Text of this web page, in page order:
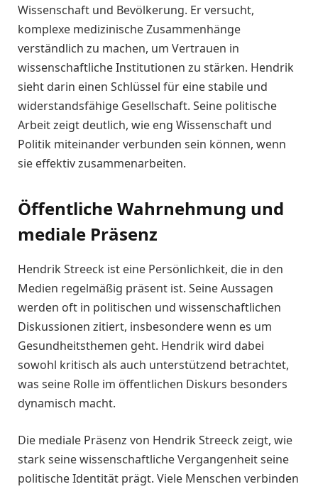
Wissenschaft und Bevölkerung. Er versucht,
komplexe medizinische Zusammenhänge
verständlich zu machen, um Vertrauen in
wissenschaftliche Institutionen zu stärken. Hendrik
sieht darin einen Schlüssel für eine stabile und
widerstandsfähige Gesellschaft. Seine politische
Arbeit zeigt deutlich, wie eng Wissenschaft und
Politik miteinander verbunden sein können, wenn
sie effektiv zusammenarbeiten.
Öffentliche Wahrnehmung und
mediale Präsenz
Hendrik Streeck ist eine Persönlichkeit, die in den
Medien regelmäßig präsent ist. Seine Aussagen
werden oft in politischen und wissenschaftlichen
Diskussionen zitiert, insbesondere wenn es um
Gesundheitsthemen geht. Hendrik wird dabei
sowohl kritisch als auch unterstützend betrachtet,
was seine Rolle im öffentlichen Diskurs besonders
dynamisch macht.
Die mediale Präsenz von Hendrik Streeck zeigt, wie
stark seine wissenschaftliche Vergangenheit seine
politische Identität prägt. Viele Menschen verbinden